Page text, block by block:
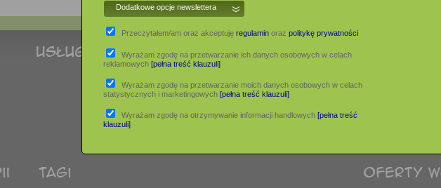
Dodatkowe opcje newslettera
Przeczytałem/am oraz akceptuję regulamin oraz politykę prywatności
Wyrażam zgodę na przetwarzanie ich danych osobowych w celach
reklamowych [pełna treść klauzuli]
Wyrażam zgodę na przetwarzanie moich danych osobowych w celach
statystycznych i marketingowych [pełna treść klauzuli]
Wyrażam zgodę na otrzymywanie informacji handlowych [pełna treść
klauzuli]